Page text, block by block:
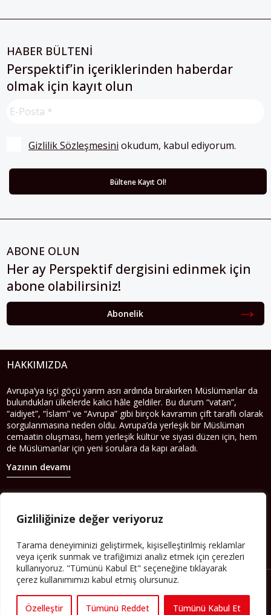
Gizliliğinize değer veriyoruz
Tarama deneyiminizi geliştirmek, kişiselleştirilmiş reklamlar
veya içerik sunmak ve trafiğimizi analiz etmek için çerezleri
kullanıyoruz. "Tümünü Kabul Et" seçeneğine tıklayarak
çerez kullanımımızı kabul etmiş olursunuz.
Özelleştir Tümünü Reddet Tümünü Kabul Et
HABER BÜLTENİ
Perspektif’in içeriklerinden haberdar
olmak için kayıt olun
Gizlilik Sözleşmesini okudum, kabul ediyorum.
ABONE OLUN
Her ay Perspektif dergisini edinmek için
abone olabilirsiniz!
Abonelik
HAKKIMIZDA
Avrupa’ya işçi göçü yarım asrı ardında bırakırken Müslümanlar da
bulundukları ülkelerde kalıcı hâle geldiler. Bu durum “vatan”,
“aidiyet”, “İslam” ve “Avrupa” gibi birçok kavramın çift taraflı olarak
sorgulanmasına neden oldu. Avrupa’da yerleşik bir Müslüman
cemaatin oluşması, hem yerleşik kültür ve siyasi düzen için, hem
de Müslümanlar için yeni sorulara da kapı araladı.
Yazının devamı